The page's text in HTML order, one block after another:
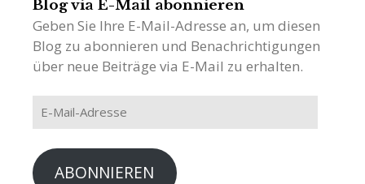
Blog via E-Mail abonnieren
Geben Sie Ihre E-Mail-Adresse an, um diesen
Blog zu abonnieren und Benachrichtigungen
über neue Beiträge via E-Mail zu erhalten.
E-
Mail-
Adresse
ABONNIEREN